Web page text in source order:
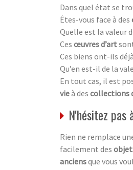
Dans quel état se
Êtes-vous face à des
Quelle est la valeur
Ces œuvres d’art
Ces biens ont-ils
Qu’en est-il de la
En tout cas, il est
vieà des collections
N'hésitez pas
Rien ne remplace
facilement des
anciensque vous